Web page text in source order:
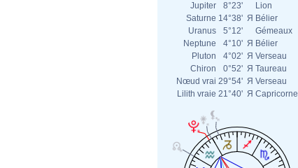
Jupiter
8°23'
Lion
Saturne 14°38' Я Bélier
Uranus
5°12'
Gémeaux
Neptune
4°10' Я Bélier
Pluton
4°02' Я Verseau
Chiron
0°52' Я Taureau
Nœud vrai 29°54' Я Verseau
Lilith vraie 21°40' Я Capricorne